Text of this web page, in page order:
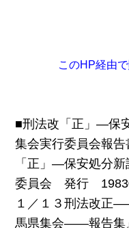
このHP経由
■刑法改「正」―保
集会実行委員会報
「正」―保安処分
委員会 発行
１／１３刑法改正
馬県集会――報告集